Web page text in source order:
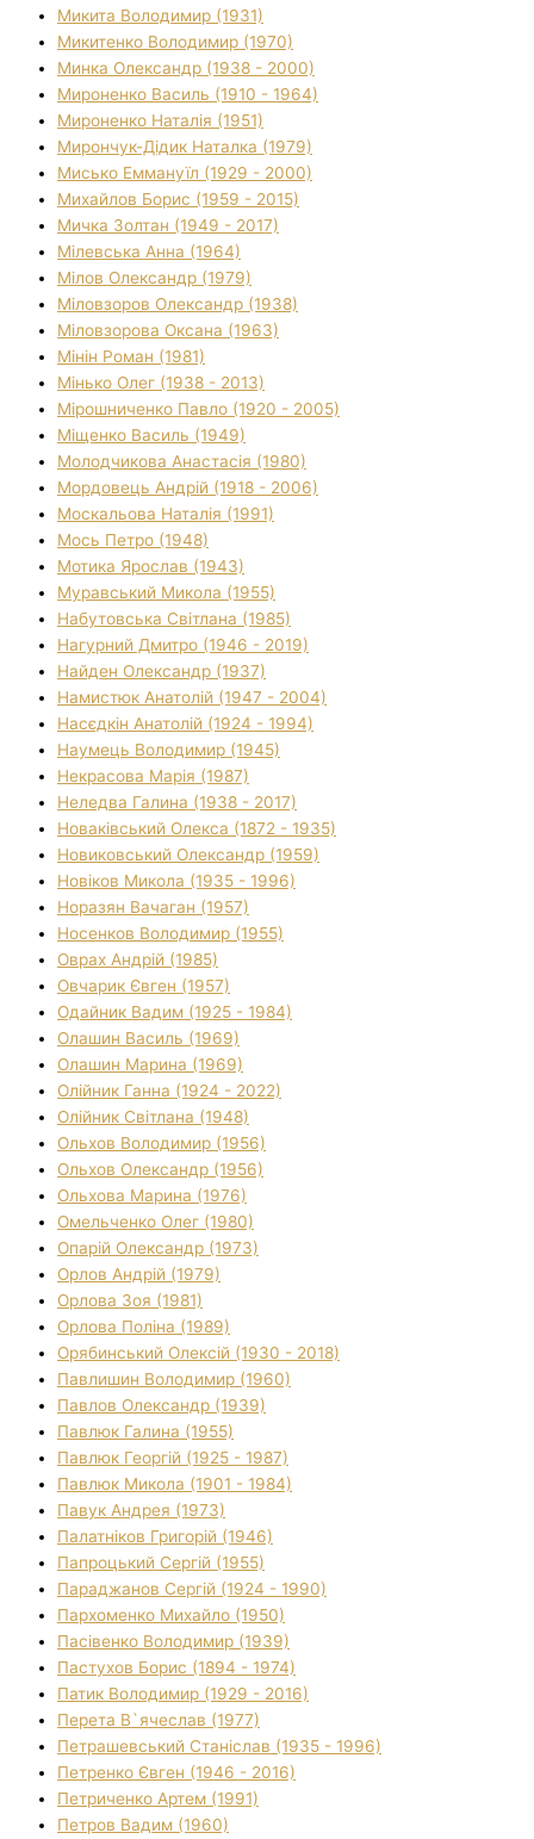
Микита Володимир (1931)
Микитенко Володимир (1970)
Минка Олександр (1938 - 2000)
Мироненко Василь (1910 - 1964)
Мироненко Наталія (1951)
Мирончук-Дідик Наталка (1979)
Мисько Еммануїл (1929 - 2000)
Михайлов Борис (1959 - 2015)
Мичка Золтан (1949 - 2017)
Мілевська Анна (1964)
Мілов Олександр (1979)
Міловзоров Олександр (1938)
Міловзорова Оксана (1963)
Мінін Роман (1981)
Мінько Олег (1938 - 2013)
Мірошниченко Павло (1920 - 2005)
Міщенко Василь (1949)
Молодчикова Анастасія (1980)
Мордовець Андрій (1918 - 2006)
Москальова Наталія (1991)
Мось Петро (1948)
Мотика Ярослав (1943)
Муравський Микола (1955)
Набутовська Світлана (1985)
Нагурний Дмитро (1946 - 2019)
Найден Олександр (1937)
Намистюк Анатолій (1947 - 2004)
Насєдкін Анатолій (1924 - 1994)
Наумець Володимир (1945)
Некрасова Марія (1987)
Неледва Галина (1938 - 2017)
Новаківський Олекса (1872 - 1935)
Новиковський Олександр (1959)
Новіков Микола (1935 - 1996)
Норазян Вачаган (1957)
Носенков Володимир (1955)
Оврах Андрій (1985)
Овчарик Євген (1957)
Одайник Вадим (1925 - 1984)
Олашин Василь (1969)
Олашин Марина (1969)
Олійник Ганна (1924 - 2022)
Олійник Світлана (1948)
Ольхов Володимир (1956)
Ольхов Олександр (1956)
Ольхова Марина (1976)
Омельченко Олег (1980)
Опарій Олександр (1973)
Орлов Андрій (1979)
Орлова Зоя (1981)
Орлова Поліна (1989)
Орябинський Олексій (1930 - 2018)
Павлишин Володимир (1960)
Павлов Олександр (1939)
Павлюк Галина (1955)
Павлюк Георгій (1925 - 1987)
Павлюк Микола (1901 - 1984)
Павук Андрея (1973)
Палатніков Григорій (1946)
Папроцький Сергій (1955)
Параджанов Сергій (1924 - 1990)
Пархоменко Михайло (1950)
Пасівенко Володимир (1939)
Пастухов Борис (1894 - 1974)
Патик Володимир (1929 - 2016)
Перета В`ячеслав (1977)
Петрашевський Станіслав (1935 - 1996)
Петренко Євген (1946 - 2016)
Петриченко Артем (1991)
Петров Вадим (1960)